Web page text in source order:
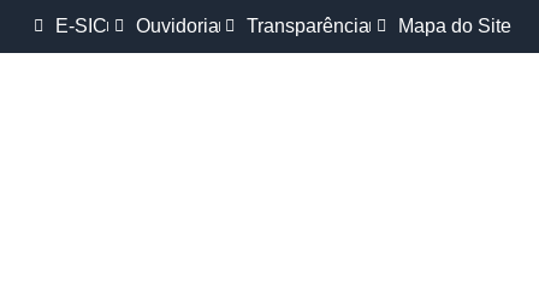
E-SIC Ouvidoria Transparência Mapa do Site